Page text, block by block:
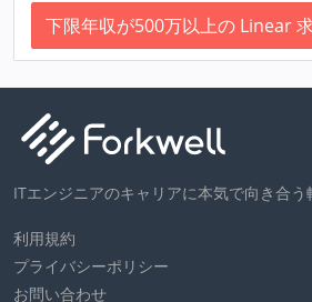
下限年収が500万以上の Linear
ITエンジニアのキャリアに本気で向き合う
利用規約
プライバシーポリシー
お問い合わせ